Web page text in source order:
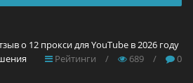
о 12 прокси для YouTube в 2026 году
Рейтинги / 689 / 0